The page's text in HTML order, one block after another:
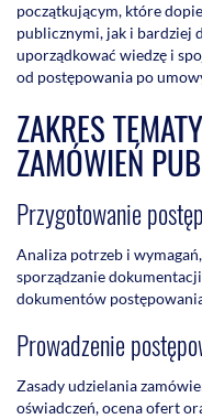
początkującym, które
publicznymi, jak i bardziej
uporządkować wiedzę i
od postępowania po
ZAKRES
ZAMÓWIEŃ
Przygotowanie
Analiza potrzeb i
sporządzanie
dokumentów
Prowadzenie
Zasady udzielania
oświadczeń, ocena ofert